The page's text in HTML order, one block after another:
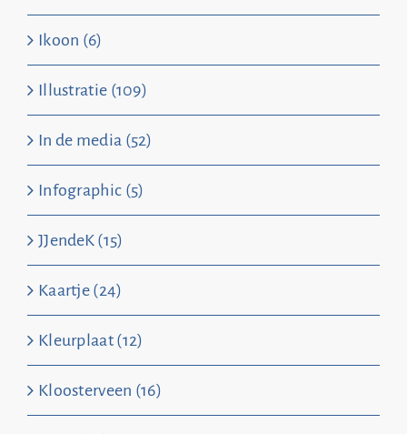
Ikoon (6)
Illustratie (109)
In de media (52)
Infographic (5)
JJendeK (15)
Kaartje (24)
Kleurplaat (12)
Kloosterveen (16)